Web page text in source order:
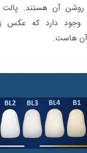
روشن آن هستند.
وجود دارد که عکس
آن هاست.